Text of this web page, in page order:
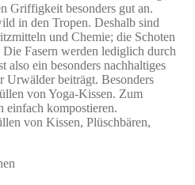
Griffigkeit besonders gut an.
in den Tropen. Deshalb sind
und Chemie; die Schoten
Fasern werden lediglich durch
also ein besonders nachhaltiges
Urwälder beiträgt. Besonders
von Yoga-Kissen. Zum
einfach kompostieren.
von Kissen, Plüschbären,